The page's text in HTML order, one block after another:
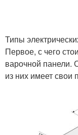
Типы
Первое, с чего
варочной панели.
из них имеет свои